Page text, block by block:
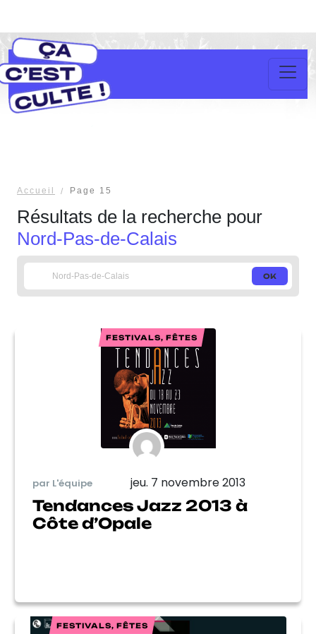
Accueil Page 15
Résultats de la recherche pour
Nord-Pas-de-Calais
FESTIVALS, FÊTES
par L'équipe jeu. 7 novembre 2013
Tendances Jazz 2013 à
Côte d’Opale
FESTIVALS, FÊTES